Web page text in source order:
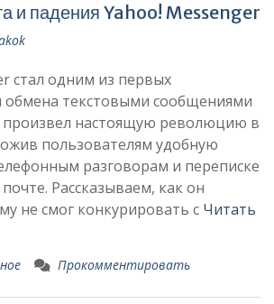
и падения Yahoo! Messenger
стал одним из первых
обмена текстовыми сообщениями
произвел настоящую революцию в
пользователям удобную
разговорам и переписке
Рассказываем, как он
не смог конкурировать с Читать
Прокомментировать